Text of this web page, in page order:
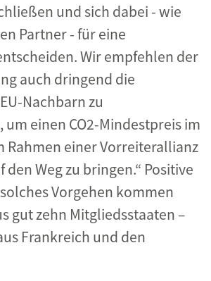
und sich dabei - wie
Partner - für eine
Wir empfehlen der
auch dringend die
Nachbarn zu
einen CO2-Mindestpreis im
Rahmen einer Vorreiterallianz
den Weg zu bringen.“ Positive
Vorgehen kommen
gut zehn Mitgliedsstaaten –
Frankreich und den